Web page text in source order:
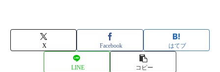
X Facebook はてブ
LINE コピー